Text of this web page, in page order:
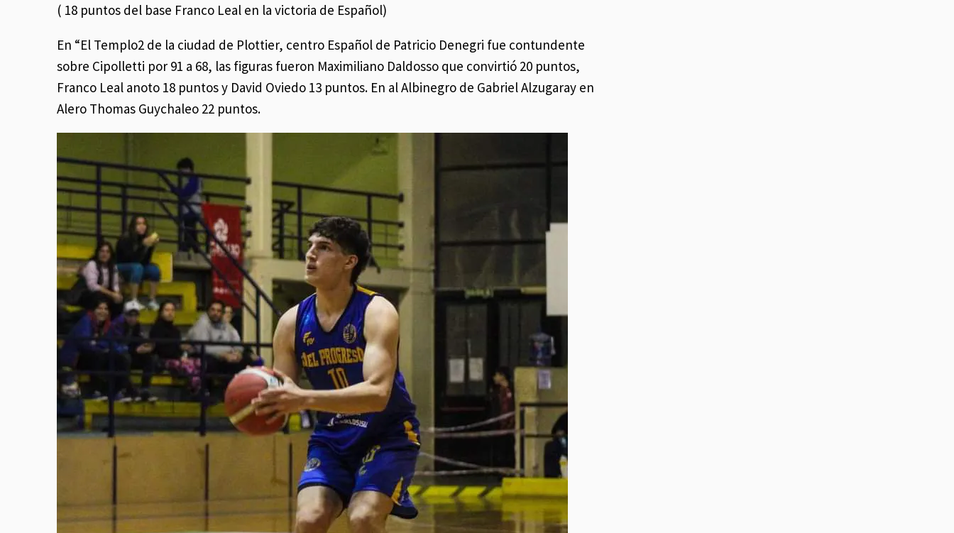
( 18 puntos del base Franco Leal en la victoria de Español)
En “El Templo2 de la ciudad de Plottier, centro Español de Patricio Denegri fue contundente
sobre Cipolletti por 91 a 68, las figuras fueron Maximiliano Daldosso que convirtió 20 puntos,
Franco Leal anoto 18 puntos y David Oviedo 13 puntos. En al Albinegro de Gabriel Alzugaray en
Alero Thomas Guychaleo 22 puntos.